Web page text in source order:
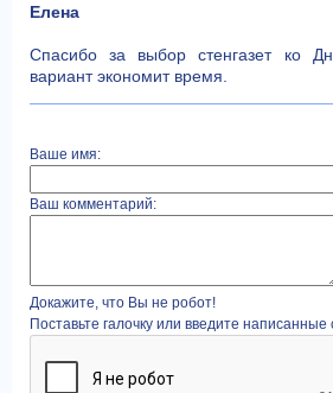
Елена
Спасибо за выбор стенгазет ко
вариант экономит время.
Ваше имя:
Ваш комментарий:
Докажите, что Вы не робот!
Поставьте галочку или введите